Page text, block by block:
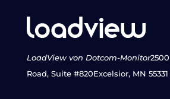
LoadView von Dotcom-Monitor
Road, Suite #820Excelsior, MN 55331